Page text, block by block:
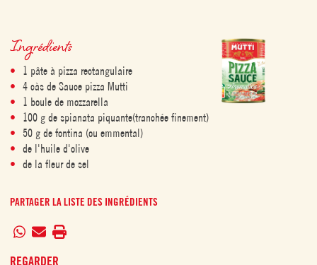
Ingrédients
1 pâte à pizza rectangulaire
4 càs de Sauce pizza Mutti
1 boule de mozzarella
100 g de spianata piquante(tranchée finement)
50 g de fontina (ou emmental)
de l'huile d'olive
de la fleur de sel
PARTAGER LA LISTE DES INGRÉDIENTS
REGARDER